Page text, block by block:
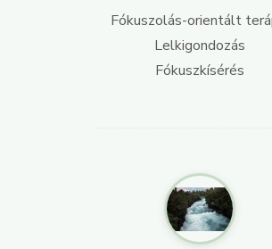
Fókuszolás-orientált
Lelkigondozás
Fókuszkísérés